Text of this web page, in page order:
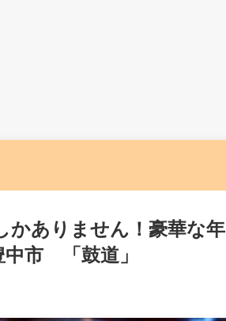
かありません！豪華な年
市 「鼓道」